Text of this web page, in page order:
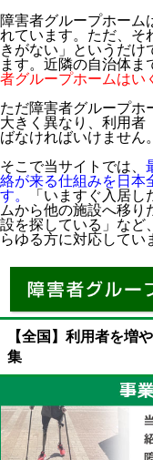
障害者グループホーム
れています。ただ、そ
きがない」というだけ
ます。近隣の自治体ま
者グループホームはい
ただ障害者グループホ
大きく異なり、利用者
ばなければいけません。
そこで当サイトでは、
絡が来る仕組みを日本
す。
「いますぐ入居
ムから他の施設へ移
設を探している」など
らゆる方に対応してい
【全国】利用者を増
集